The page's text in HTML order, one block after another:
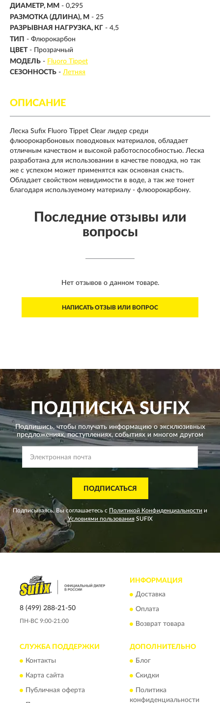
ДИАМЕТР, ММ - 0,295
РАЗМОТКА (ДЛИНА), М - 25
РАЗРЫВНАЯ НАГРУЗКА, КГ - 4,5
ТИП - Флюрокарбон
ЦВЕТ - Прозрачный
МОДЕЛЬ - Fluoro Tippet
СЕЗОННОСТЬ - Летняя
ОПИСАНИЕ
Леска Sufix Fluoro Tippet Clear лидер среди
флюорокарбоновых поводковых материалов, обладает
отличным качеством и высокой работоспособностью. Леска
разработана для использовании в качестве поводка, но так
же с успехом может применятся как основная снасть.
Обладает свойством невидимости в воде, а так же тонет
благодаря используемому материалу - флюорокарбону.
Последние отзывы или
вопросы
Нет отзывов о данном товаре.
НАПИСАТЬ ОТЗЫВ ИЛИ ВОПРОС
ПОДПИСКАSUFIX
Подпишись, чтобы получать информацию о эксклюзивных
предложениях,поступлениях, событиях и многом другом
ПОДПИСАТЬСЯ
Подписываясь, Вы соглашаетесь с Политикой Конфиденциальности и
Условиями пользованияSUFIX
8 (499) 288-21-50
ПН-ВС 9:00-21:00
ИНФОРМАЦИЯ
Доставка
Оплата
Возврат товара
СЛУЖБА ПОДДЕРЖКИ
Контакты
Карта сайта
Публичная оферта
ДОПОЛНИТЕЛЬНО
Блог
Скидки
Политика
конфиденциальности